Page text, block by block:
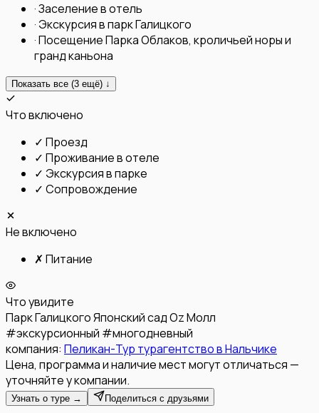
·Заселение в отель
· Экскурсия в парк Галицкого
·Посещение Парка Облаков, кроличьей норы и
гранд каньона
Показать все (3 ещё) ↓
Что включено
✓ Проезд
✓ Проживание в отеле
✓ Экскурсия в парке
✓ Сопровождение
Не включено
✗ Питание
Что увидите
Парк ГалицкогоЯпонский садOz Молл
#экскурсионный #многодневный
компания: Пеликан-Тур турагентство в Нальчике
Цена, программа и наличие мест могут отличаться —
уточняйте у компании.
Узнать о туре → Поделиться с друзьями